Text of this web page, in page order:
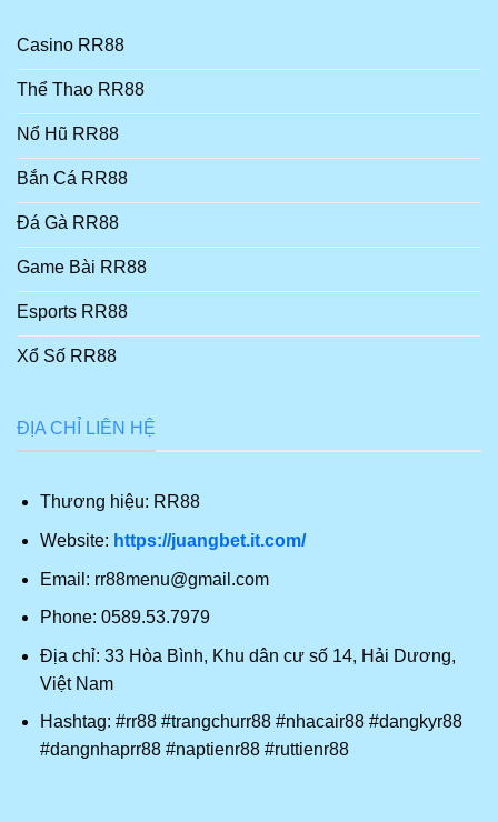
Casino RR88
Thể Thao RR88
Nổ Hũ RR88
Bắn Cá RR88
Đá Gà RR88
Game Bài RR88
Esports RR88
Xổ Số RR88
ĐỊA CHỈ LIÊN HỆ
Thương hiệu: RR88
Website: https://juangbet.it.com/
Email: rr88menu@gmail.com
Phone: 0589.53.7979
Địa chỉ: 33 Hòa Bình, Khu dân cư số 14, Hải Dương,
Việt Nam
Hashtag: #rr88 #trangchurr88 #nhacair88 #dangkyr88
#dangnhaprr88 #naptienr88 #ruttienr88